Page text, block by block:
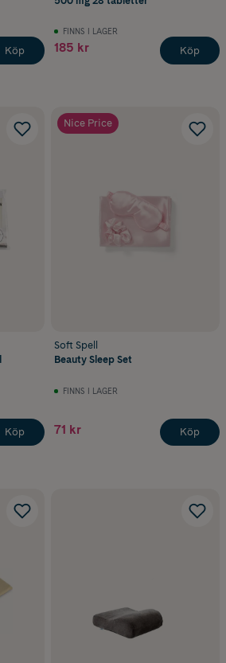
Köp
FINNS I LAGER
185 kr Köp
Köp
Nice Price
Soft Spell
Beauty Sleep Set
FINNS I LAGER
71 kr Köp